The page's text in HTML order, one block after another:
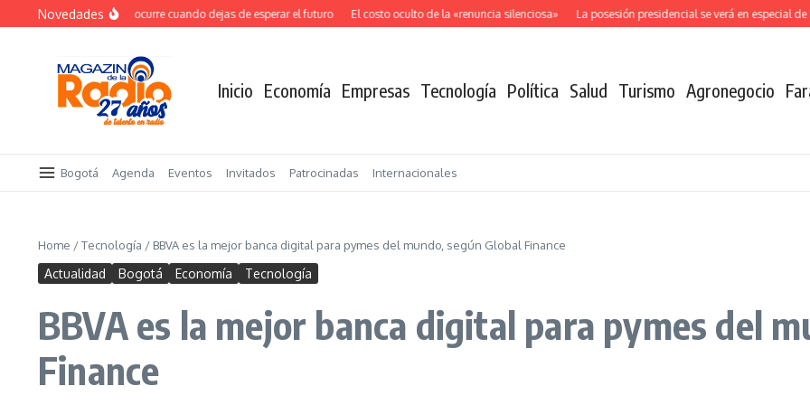
Saltar al contenido
Novedades
El verdadero salto ocurre cuando dejas de esperar el futuro El costo oculto de la «renuncia silenciosa» La posesión presidencial se verá en especial de
Inicio Economía Empresas Tecnología Política Salud Turismo Agronegocio
Bogotá Agenda Eventos Invitados Patrocinadas Internacionales
Home /Tecnología / BBVA es la mejor banca digital para pymes del mundo, según Global Finance
Actualidad Bogotá Economía Tecnología
BBVA es la mejor banca digital para pymes del
Finance